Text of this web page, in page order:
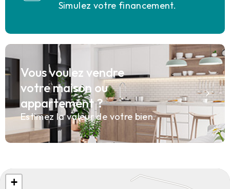
Simulez votre financement.
Vous voulez vendre
votre maison ou
appartement ?
Estimez la valeur de votre bien.
+